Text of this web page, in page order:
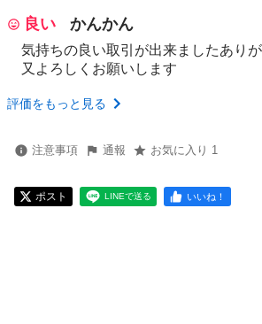
良い
かんかん
気持ちの良い取引が出来ましたありが
又よろしくお願いします
評価をもっと見る
注意事項 通報 お気に入り 1
ポスト LINEで送る いいね！